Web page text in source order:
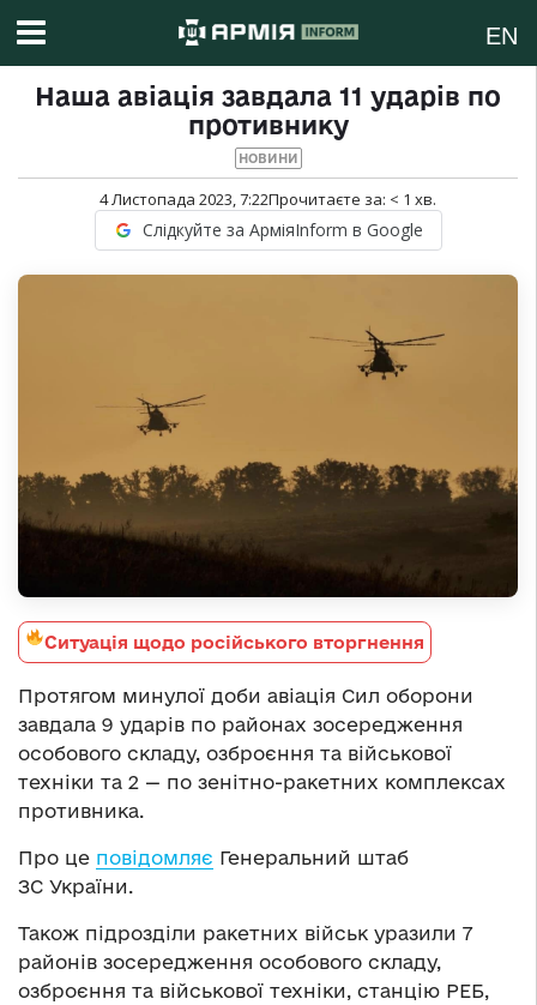
EN
Наша авіація завдала 11 ударів по
противнику
НОВИНИ
4 Листопада 2023, 7:22Прочитаєте за: < 1 хв.
Слідкуйте за АрміяInform в Google
Ситуація щодо російського вторгнення
Протягом минулої доби авіація Сил оборони
завдала 9 ударів по районах зосередження
особового складу, озброєння та військової
техніки та 2 — по зенітно-ракетних комплексах
противника.
Про це повідомляє Генеральний штаб
ЗС України.
Також підрозділи ракетних військ уразили 7
районів зосередження особового складу,
озброєння та військової техніки, станцію РЕБ,